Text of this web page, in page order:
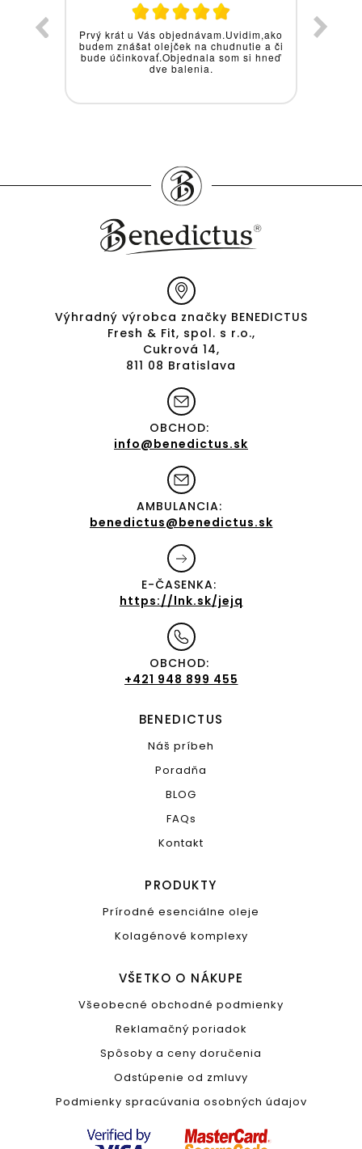
Rozhodne Vás môžem len
odporúčať,máte perfektne všetko
vysvetlené a prehľadné,veľké ďakujem
Výhradný výrobca značky BENEDICTUS
Fresh & Fit, spol. s r.o.,
Cukrová 14,
811 08 Bratislava
OBCHOD:
info@benedictus.sk
AMBULANCIA:
benedictus@benedictus.sk
E-ČASENKA:
https://lnk.sk/jejq
OBCHOD:
+421 948 899 455
BENEDICTUS
Náš príbeh
Poradňa
BLOG
FAQs
Kontakt
PRODUKTY
Prírodné esenciálne oleje
Kolagénové komplexy
VŠETKO O NÁKUPE
Všeobecné obchodné podmienky
Reklamačný poriadok
Spôsoby a ceny doručenia
Odstúpenie od zmluvy
Podmienky spracúvania osobných údajov